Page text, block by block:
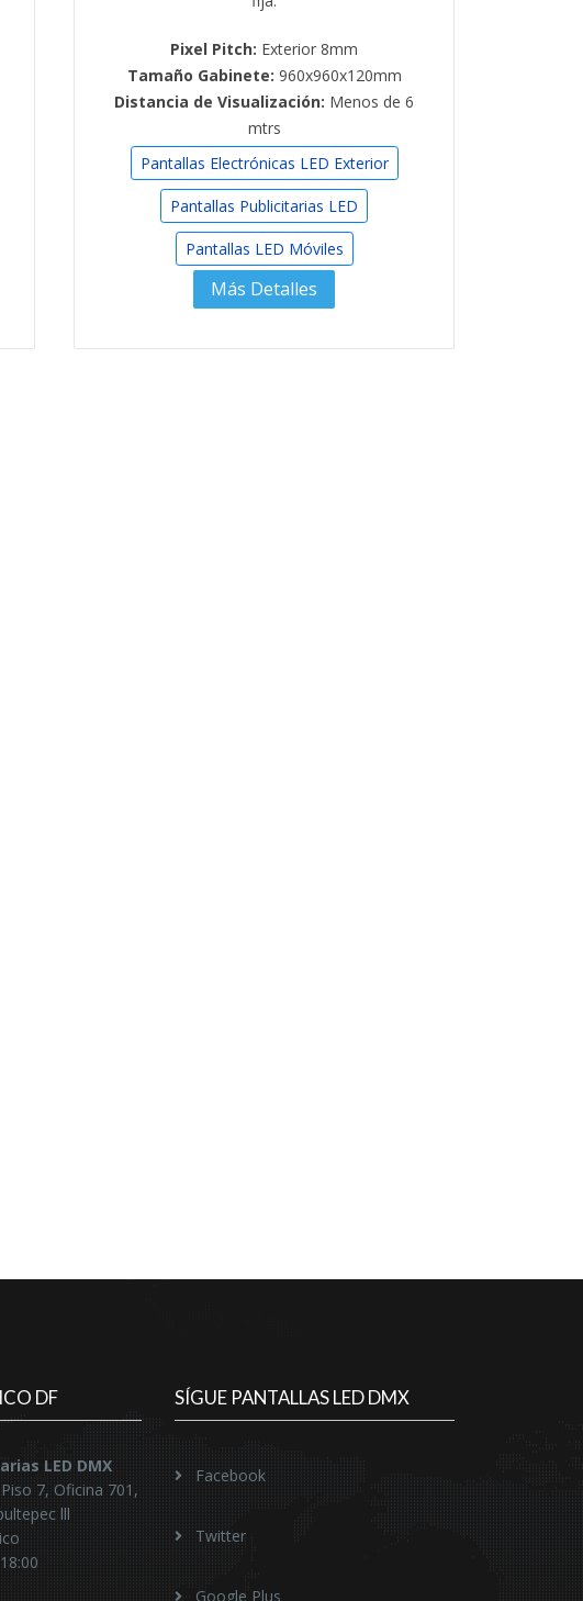
Pixel Pitch: Exterior 8mm
Tamaño Gabinete: 960x960x120mm
Distancia de Visualización: Menos de 6
mtrs
Pantallas Electrónicas LED Exterior
Pantallas Publicitarias LED
Pantallas LED Móviles
Más Detalles
DF
LED DMX
7, Oficina 701,
lll
SÍGUE PANTALLAS LED DMX
Facebook
Twitter
Google Plus